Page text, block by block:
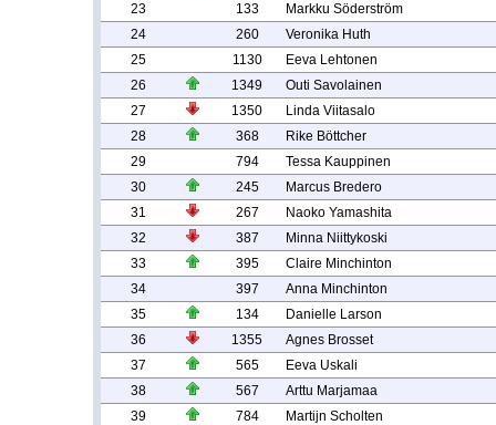
23
133
Markku Söderström
24
260
Veronika Huth
25
1130
Eeva Lehtonen
26
1349
Outi Savolainen
27
1350
Linda Viitasalo
28
368
Rike Böttcher
29
794
Tessa Kauppinen
30
245
Marcus Bredero
31
267
Naoko Yamashita
32
387
Minna Niittykoski
33
395
Claire Minchinton
34
397
Anna Minchinton
35
134
Danielle Larson
36
1355
Agnes Brosset
37
565
Eeva Uskali
38
567
Arttu Marjamaa
39
784 Martijn Scholten